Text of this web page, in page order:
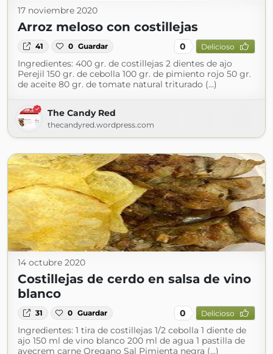
17 noviembre 2020
Arroz meloso con costillejas
41 0 Guardar 0 Delicioso
Ingredientes: 400 gr. de costillejas 2 dientes de ajo
Perejil 150 gr. de cebolla 100 gr. de pimiento rojo 50 gr.
de aceite 80 gr. de tomate natural triturado (...)
The Candy Red
thecandyred.wordpress.com
14 octubre 2020
Costillejas de cerdo en salsa de vino
blanco
31 0 Guardar 0 Delicioso
Ingredientes: 1 tira de costillejas 1/2 cebolla 1 diente de
ajo 150 ml de vino blanco 200 ml de agua 1 pastilla de
avecrem carne Oregano Sal Pimienta negra (...)